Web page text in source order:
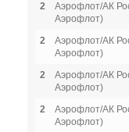
2
Аэрофлот/АК
Аэрофлот)
2
Аэрофлот/АК
Аэрофлот)
2
Аэрофлот/АК
Аэрофлот)
2
Аэрофлот/АК
Аэрофлот)